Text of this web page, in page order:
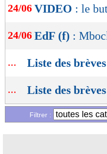
24/06 VIDEO : le
24/06 EdF (f) :
... Liste des
... Liste des
Filtrer :